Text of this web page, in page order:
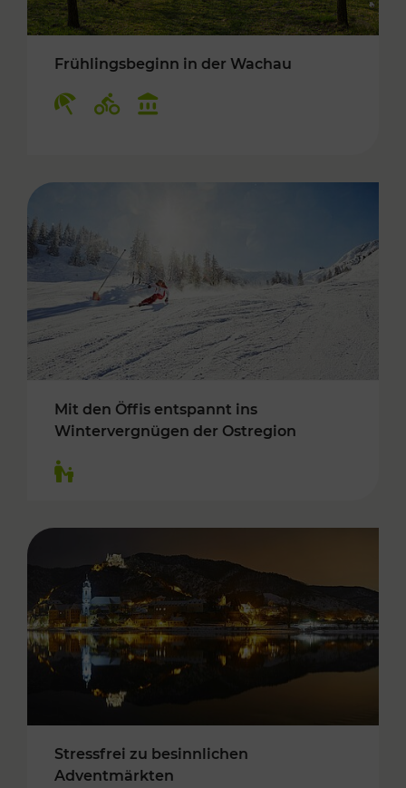
Frühlingsbeginn in der Wachau
Mit den Öffis entspannt ins
Wintervergnügen der Ostregion
Stressfrei zu besinnlichen
Adventmärkten